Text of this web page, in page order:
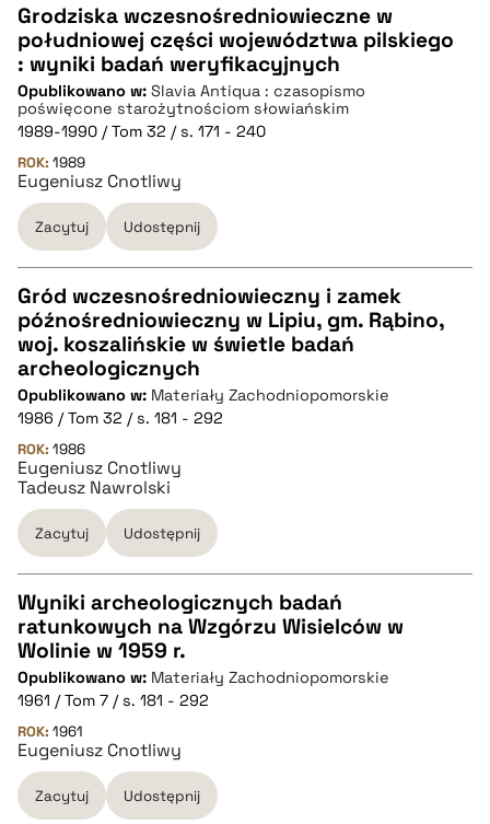
pobierz cytat
CZYSTY TEKST
pobierz cytat
BIBTEX
pobierz cytat
Grodziska wczesnośredniowieczne w
południowej części województwa pilskiego
: wyniki badań weryfikacyjnych
Opublikowano w: Slavia Antiqua : czasopismo
poświęcone starożytnościom słowiańskim
1989-1990 / Tom 32 / s. 171 - 240
ROK: 1989
Eugeniusz Cnotliwy
Zacytuj Udostępnij
CZYSTY TEKST
pobierz cytat
BIBTEX
pobierz cytat
Gród wczesnośredniowieczny i zamek
późnośredniowieczny w Lipiu, gm. Rąbino,
woj. koszalińskie w świetle badań
archeologicznych
Opublikowano w: Materiały Zachodniopomorskie
1986 / Tom 32 / s. 181 - 292
ROK: 1986
Eugeniusz Cnotliwy
Tadeusz Nawrolski
Zacytuj Udostępnij
CZYSTY TEKST
pobierz cytat
BIBTEX
Wyniki archeologicznych badań
ratunkowych na Wzgórzu Wisielców w
Wolinie w 1959 r.
Opublikowano w: Materiały Zachodniopomorskie
1961 / Tom 7 / s. 181 - 292
ROK: 1961
Eugeniusz Cnotliwy
Zacytuj Udostępnij